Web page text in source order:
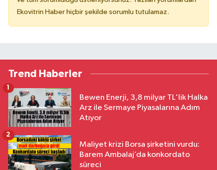
Ekovitrin Haber hiçbir şekilde sorumlu tutulamaz.
Trend Haberler
Bewen Enerji, 3,8 milyar TL'lik Halka
Arz ile Sermaye Piyasalarına Adım
Atıyor
1
Maliyet krizi Borsa şirketini vurdu:
Barem Ambalaj’da konkordato
süreci
2